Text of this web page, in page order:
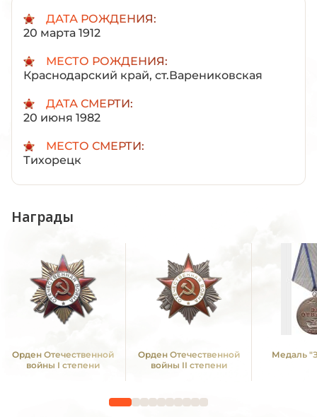
ДАТА РОЖДЕНИЯ:
20 марта 1912
МЕСТО РОЖДЕНИЯ:
Краснодарский край, ст.Варениковская
ДАТА СМЕРТИ:
20 июня 1982
МЕСТО СМЕРТИ:
Тихорецк
Награды
Орден Отечественной
войны I степени
Орден Отечественной
войны II степени
Медаль